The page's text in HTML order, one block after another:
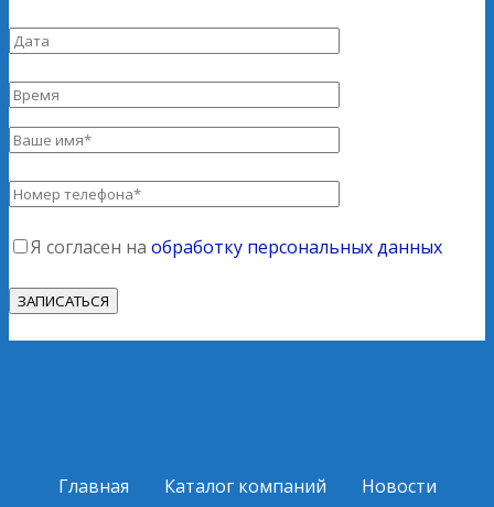
Я согласен на обработку персональных данных
Главная Каталог компаний
Новости